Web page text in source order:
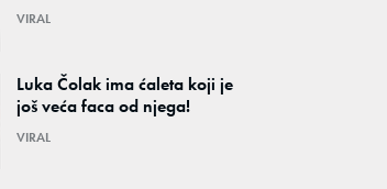
VIRAL
Luka Čolak ima ćaleta koji je
još veća faca od njega!
VIRAL